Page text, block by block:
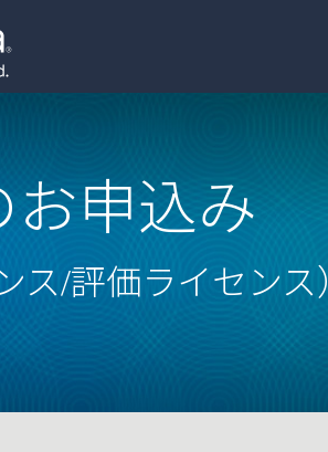
お申込み
ス/評価ライセンス）